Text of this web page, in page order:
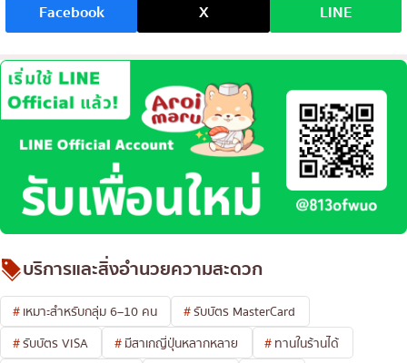
Facebook X LINE
บริการและสิ่งอำนวยความสะดวก
เหมาะสำหรับกลุ่ม 6–10 คน
รับบัตร MasterCard
รับบัตร VISA
มีสาเกญี่ปุ่นหลากหลาย
ทานในร้านได้